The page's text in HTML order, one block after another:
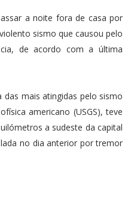
a noite fora de casa por
sismo que causou pelo
de acordo com a última
mais atingidas pelo sismo
americano (USGS), teve
a sudeste da capital
no dia anterior por tremor